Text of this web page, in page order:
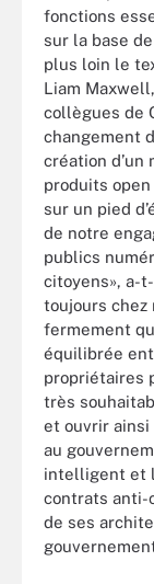
fonctions
sur la base
plus loin le
Liam
collègues de
changement
création
produits
sur un pied
de notre
publics
citoyens», a-
toujours chez
fermement
équilibrée
propriétaires
très
et ouvrir ainsi
au
intelligent et
contrats anti-
de ses